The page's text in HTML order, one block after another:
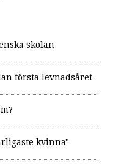
skolan
första levnadsåret
kvinna"